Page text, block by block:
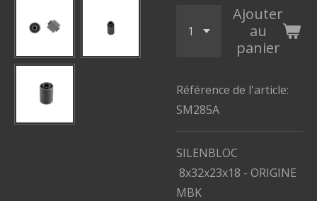
Ajouter
au
panier
Référence de l'article:
SM285A
SILENBLOC
8x32x23x18 - ORIGINE
MBK